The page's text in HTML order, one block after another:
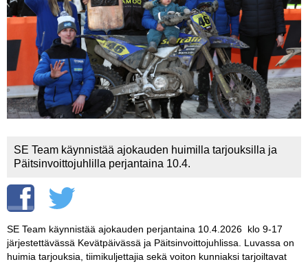
Vaihda salasana
MUUT LAJIT
YLEISTÄ ALALTA
LUE DIGILEHDET
ASIAKASPALVELU JA
MEDIATIEDOT
SE Team käynnistää ajokauden huimilla tarjouksilla ja
Päitsinvoittojuhlilla perjantaina 10.4.
SE Team käynnistää ajokauden perjantaina 10.4.2026 klo 9-17
järjestettävässä Kevätpäivässä ja Päitsinvoittojuhlissa. Luvassa on
huimia tarjouksia, tiimikuljettajia sekä voiton kunniaksi tarjoiltavat